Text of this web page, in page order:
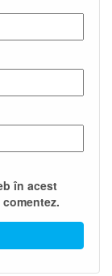
în acest